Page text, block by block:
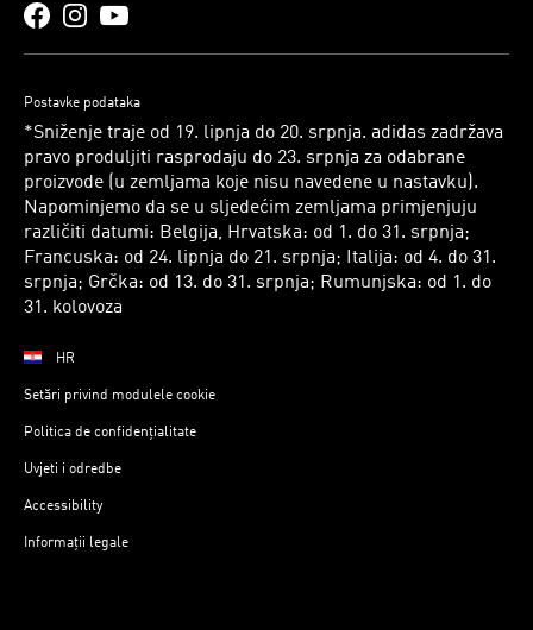
Postavke podataka
*Sniženje traje od 19. lipnja do 20. srpnja. adidas zadržava
pravo produljiti rasprodaju do 23. srpnja za odabrane
proizvode (u zemljama koje nisu navedene u nastavku).
Napominjemo da se u sljedećim zemljama primjenjuju
različiti datumi: Belgija, Hrvatska: od 1. do 31. srpnja;
Francuska: od 24. lipnja do 21. srpnja; Italija: od 4. do 31.
srpnja; Grčka: od 13. do 31. srpnja; Rumunjska: od 1. do
31. kolovoza
HR
Setări privind modulele cookie
Politica de confidențialitate
Uvjeti i odredbe
Accessibility
Informații legale